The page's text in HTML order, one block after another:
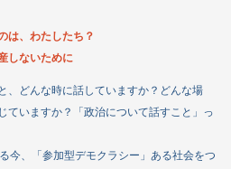
会員になる
は、わたしたち？
しないために
、どんな時に話していますか？どんな場
ていますか？「政治について話すこと」っ
今、「参加型デモクラシー」ある社会をつ